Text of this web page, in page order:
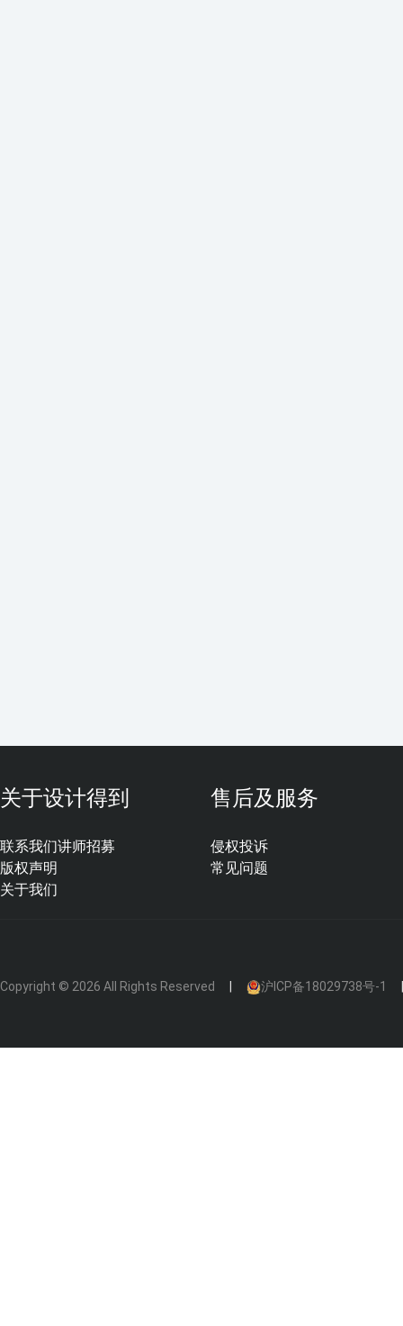
关于设计得到
联系我们
版权声明
关于我们
讲师招募
售后及服务
侵权投诉
常见问题
Copyright © 2026 All Rights Reserved 沪ICP备18029738号-1